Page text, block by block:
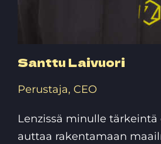
Santtu Laivuori
Perustaja, CEO
Lenzissä minulle tärkeintä
auttaa rakentamaan